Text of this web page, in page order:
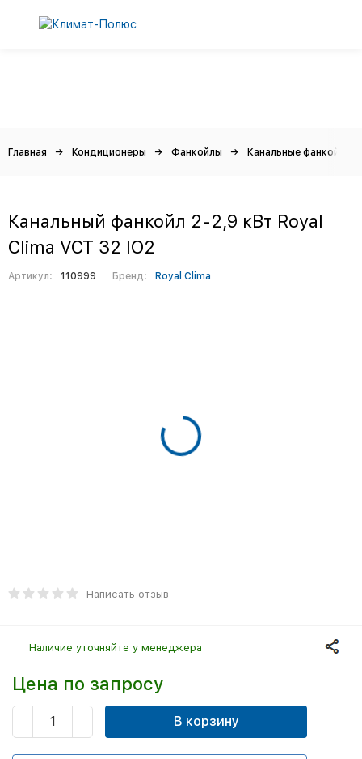
Главная Кондиционеры Фанкойлы Канальные фанкойлы
Канальный фанкойл 2-2,9 кВт Royal
Clima VCT 32 IO2
Артикул: 110999 Бренд: Royal Clima
Написать отзыв
Наличие уточняйте у менеджера
Цена по запросу
В корзину